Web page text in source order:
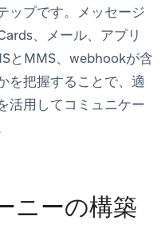
ップです。メッセージ
、メール、アプリ
とMMS、webhookが含
を把握することで、適
活用してコミュニケー
ニーの構築